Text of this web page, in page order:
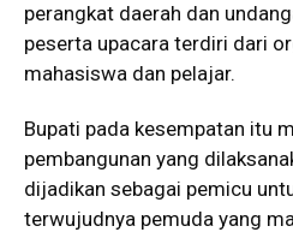
perangkat daerah dan
peserta upacara terdiri dari
mahasiswa dan pelajar.
Bupati pada kesempatan itu
pembangunan yang
dijadikan sebagai pemicu
terwujudnya pemuda yang